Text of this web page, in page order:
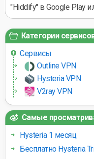
"Hiddify" в Google Play
Категории
Сервисы
Outline VPN
Hysteria VPN
V2ray VPN
Самые
Hysteria 1 месяц
Бесплатно Hysteria